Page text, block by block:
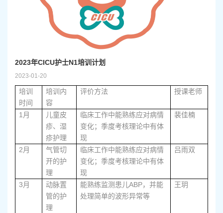
2023-01-20
2023年CICU护士N1培训计划
培训
时间
培训内
容
评价方法 授课老师
1月
儿童皮
疹、湿
疹护理
临床工作中能熟练应对病情
变化；季度考核理论中有体
现
裴佳楠
2月
气管切
开的护
理
临床工作中能熟练应对病情
变化；季度考核理论中有体
现
吕雨双
3月
动脉置
管的护
理
能熟练监测患儿ABP，并能
处理简单的波形异常等
王玥